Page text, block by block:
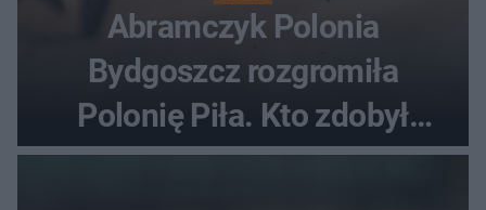
Abramczyk Polonia
Bydgoszcz rozgromiła
Polonię Piła. Kto zdobył
najwięcej punktów?